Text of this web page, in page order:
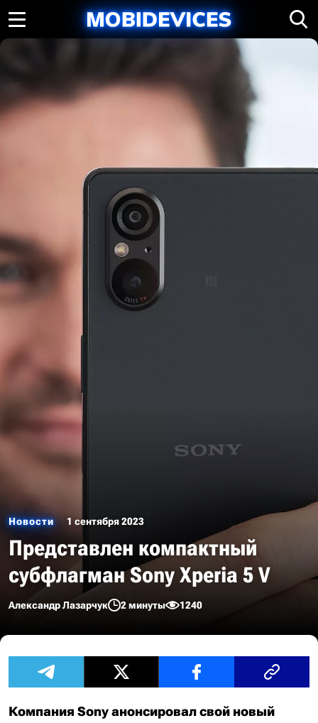
Новости 1 сентября 2023
Представлен компактный
субфлагман Sony Xperia 5 V
Александр Лазарчук 2 минуты 1240
Компания Sony анонсировал свой новый